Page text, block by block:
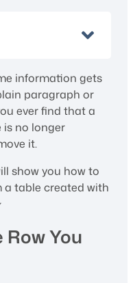
information gets
paragraph or
ever find that a
is no longer
it.
show you how to
a table created with
Row You